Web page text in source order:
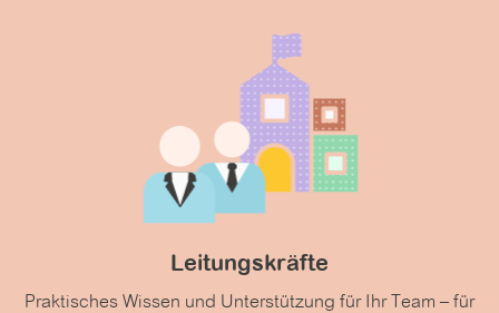
Leitungskräfte
Praktisches Wissen und Unterstützung für Ihr Team – für